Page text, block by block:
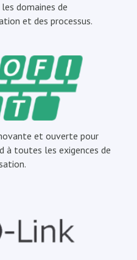
domaines de
et des processus.
et ouverte pour
à toutes les exigences de